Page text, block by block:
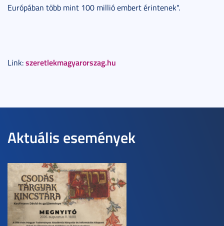
Európában több mint 100 millió embert érintenek".
Link:szeretlekmagyarorszag.hu
Aktuális események